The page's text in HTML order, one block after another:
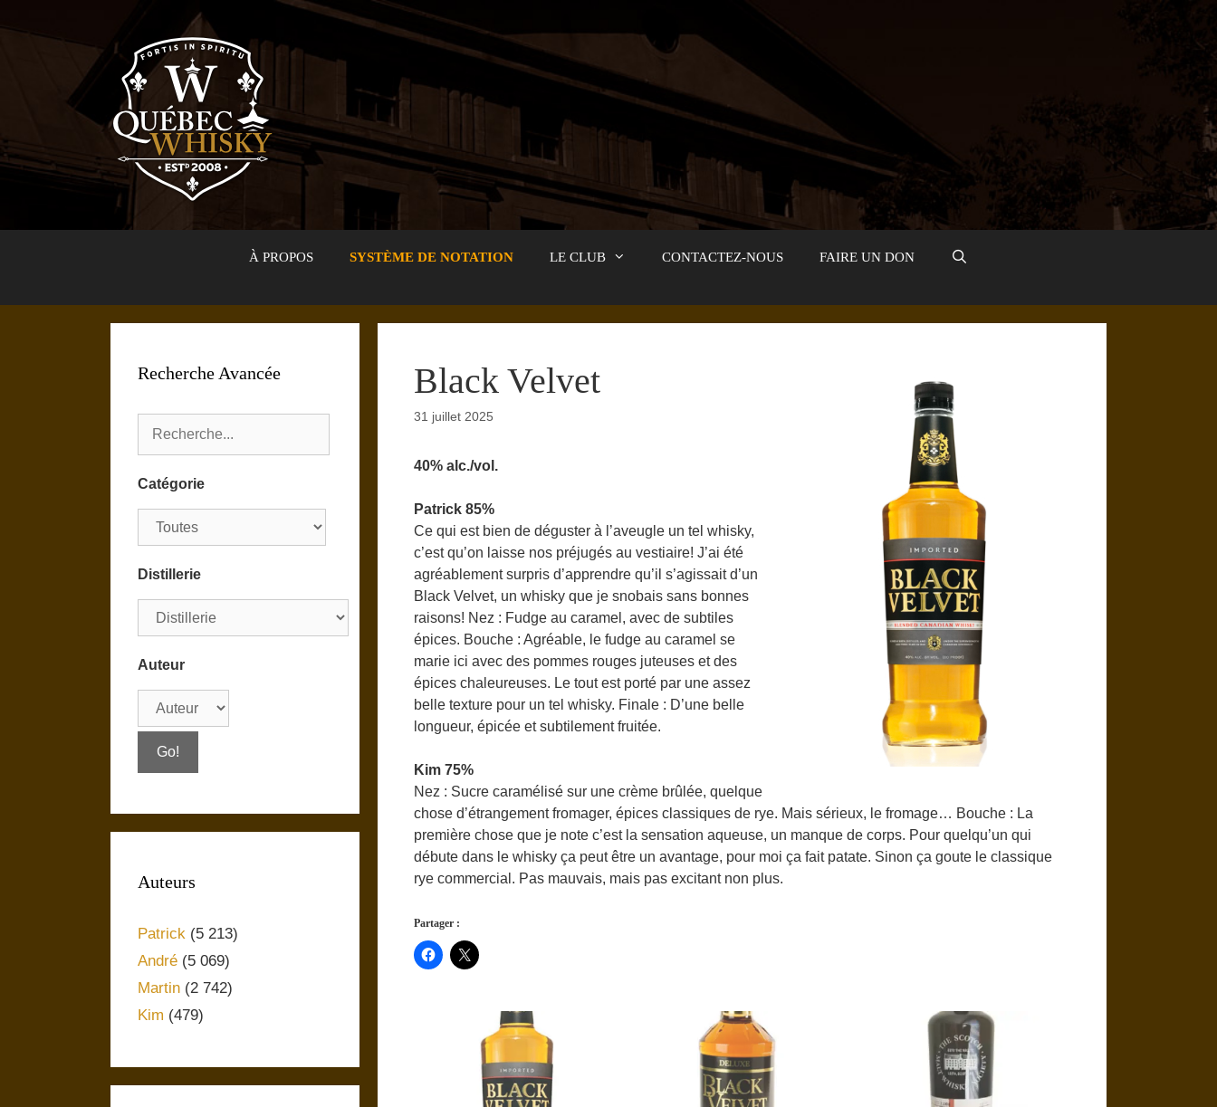
au
À PROPOS SYSTÈME DE NOTATION LE CLUB CONTACTEZ-NOUS FAIRE UN DON
Black Velvet
31 juillet 2025
40% alc./vol.
Patrick 85%
Ce qui est bien de déguster à l’aveugle un tel whisky,
c’est qu’on laisse nos préjugés au vestiaire! J’ai été
agréablement surpris d’apprendre qu’il s’agissait d’un
Black Velvet, un whisky que je snobais sans bonnes
raisons! Nez : Fudge au caramel, avec de subtiles
épices. Bouche : Agréable, le fudge au caramel se
marie ici avec des pommes rouges juteuses et des
épices chaleureuses. Le tout est porté par une assez
belle texture pour un tel whisky. Finale : D’une belle
longueur, épicée et subtilement fruitée.
Kim 75%
Nez : Sucre caramélisé sur une crème brûlée, quelque
chose d’étrangement fromager, épices classiques de rye. Mais sérieux, le fromage… Bouche : La
première chose que je note c’est la sensation aqueuse, un manque de corps. Pour quelqu’un qui
débute dans le whisky ça peut être un avantage, pour moi ça fait patate. Sinon ça goute le classique
rye commercial. Pas mauvais, mais pas excitant non plus.
Partager :
Recherche Avancée
Catégorie
Distillerie
Auteur
Auteurs
Patrick (5 213)
André (5 069)
Martin (2 742)
Kim (479)